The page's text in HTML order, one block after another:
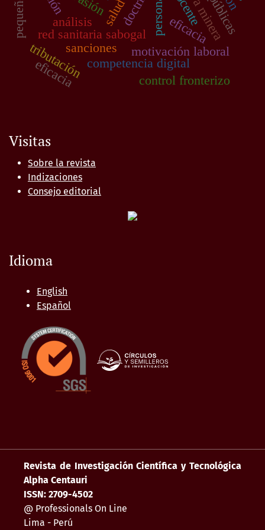
motivación laboral
red sanitaria sabogal
competencia digital
análisis
tributación control fronterizo
sanciones
eficacia
eficacia
Visitas
Sobre la revista
Indizaciones
Consejo editorial
Idioma
English
Español
Revista de Investigación Científica y Tecnológica
Alpha Centauri
ISSN: 2709-4502
@ Professionals On Line
Lima - Perú